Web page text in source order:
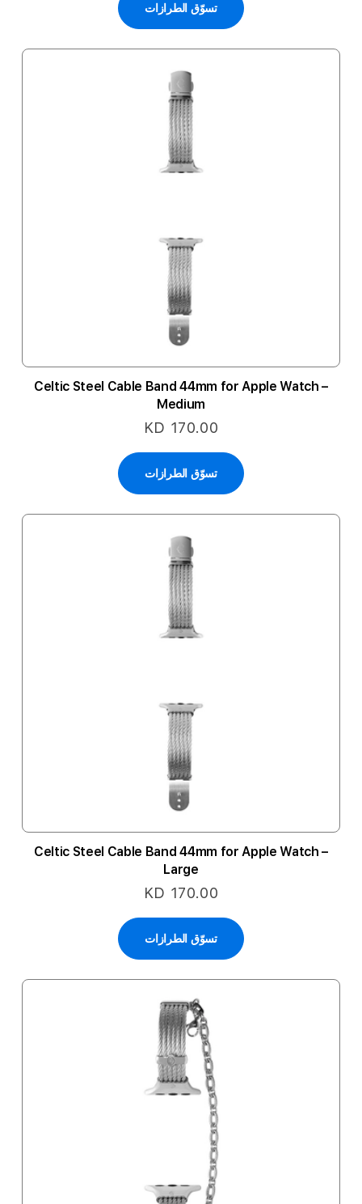
تسوّق الطرازات
Celtic Steel Cable Band 44mm for Apple Watch –
Medium
KD 170.00
تسوّق الطرازات
Celtic Steel Cable Band 44mm for Apple Watch –
Large
KD 170.00
تسوّق الطرازات